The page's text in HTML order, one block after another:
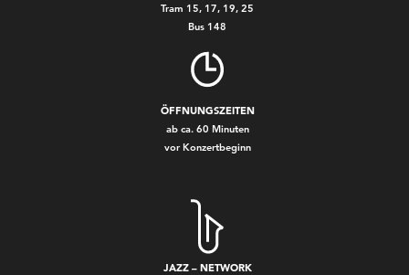
Tram 15, 17, 19, 25
Bus 148
ÖFFNUNGSZEITEN
ab ca. 60 Minuten
vor Konzertbeginn
JAZZ – NETWORK